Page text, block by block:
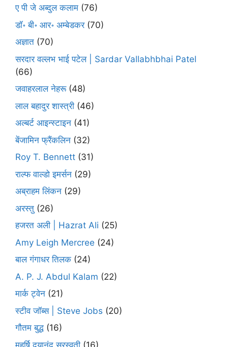
ए पी जे अब्दुल कलाम (76)
डॉ॰ बी॰ आर॰ अम्बेडकर(70)
अज्ञात (70)
सरदार वल्लभ भाई पटेल | Sardar Vallabhbhai Patel
(66)
जवाहरलाल नेहरू(48)
लाल बहादुर शास्त्री (46)
अल्बर्ट आइन्स्टाइन (41)
बेंजामिन फ्रैंकलिन (32)
Roy T. Bennett (31)
राल्फ वाल्डो इमर्सन (29)
अब्राहम लिंकन (29)
अरस्तु (26)
हजरत अली | Hazrat Ali (25)
Amy Leigh Mercree (24)
बाल गंगाधर तिलक (24)
A. P. J. Abdul Kalam (22)
मार्क ट्वेन (21)
स्टीव जॉब्स | Steve Jobs (20)
गौतम बुद्ध (16)
महर्षि दयानंद सरस्वती (16)